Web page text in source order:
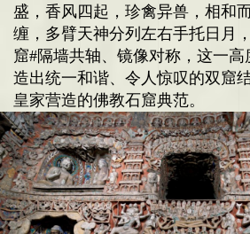
盛，香风四起，珍禽异兽，相和
缠，多臂天神分列左右手托日月
窟#隔墙共轴、镜像对称，这一高
造出统一和谐、令人惊叹的双窟
皇家营造的佛教石窟典范。